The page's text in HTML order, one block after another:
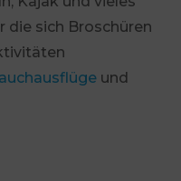
die sich Broschüren
und